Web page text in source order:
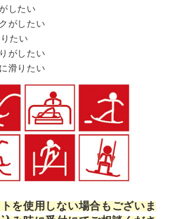
したい
がしたい
たい
がしたい
滑りたい
を使用しない場合もございま